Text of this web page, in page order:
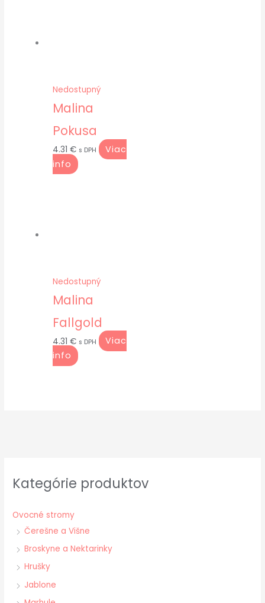
Kategórie produktov
Ovocné stromy
Čerešne a Višne
Broskyne a Nektarinky
Hrušky
Jablone
Nedostupný
Malina
Pokusa
4.31€ s DPH
Viac
info
Nedostupný
Malina
Fallgold
4.31€ s DPH
Viac
info